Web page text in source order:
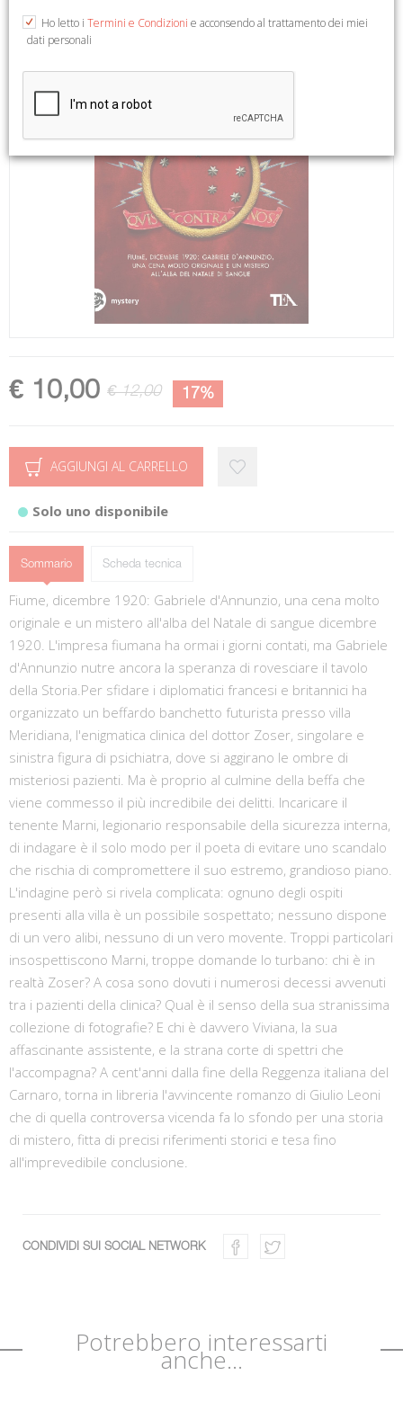
€ 10,00 € 12,00 17%
AGGIUNGI AL CARRELLO
Solo uno disponibile
Sommario Scheda tecnica
Fiume, dicembre 1920: Gabriele d'Annunzio, una cena molto
originale e un mistero all'alba del Natale di sangue dicembre
1920. L'impresa fiumana ha ormai i giorni contati, ma Gabriele
d'Annunzio nutre ancora la speranza di rovesciare il tavolo
della Storia.Per sfidare i diplomatici francesi e britannici ha
organizzato un beffardo banchetto futurista presso villa
Meridiana, l'enigmatica clinica del dottor Zoser, singolare e
sinistra figura di psichiatra, dove si aggirano le ombre di
misteriosi pazienti. Ma è proprio al culmine della beffa che
viene commesso il più incredibile dei delitti. Incaricare il
tenente Marni, legionario responsabile della sicurezza interna,
di indagare è il solo modo per il poeta di evitare uno scandalo
che rischia di compromettere il suo estremo, grandioso piano.
L'indagine però si rivela complicata: ognuno degli ospiti
presenti alla villa è un possibile sospettato; nessuno dispone
di un vero alibi, nessuno di un vero movente. Troppi particolari
insospettiscono Marni, troppe domande lo turbano: chi è in
realtà Zoser? A cosa sono dovuti i numerosi decessi avvenuti
tra i pazienti della clinica? Qual è il senso della sua stranissima
collezione di fotografie? E chi è davvero Viviana, la sua
affascinante assistente, e la strana corte di spettri che
l'accompagna? A cent'anni dalla fine della Reggenza italiana del
Carnaro, torna in libreria l'avvincente romanzo di Giulio Leoni
che di quella controversa vicenda fa lo sfondo per una storia
di mistero, fitta di precisi riferimenti storici e tesa fino
all'imprevedibile conclusione.
CONDIVIDI SUI SOCIAL NETWORK
Potrebbero interessarti
anche...
Ho letto i Termini e Condizioni e acconsendo al trattamento dei miei
dati personali